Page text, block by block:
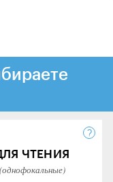
ЧТЕНИЯ
(однофокальные)